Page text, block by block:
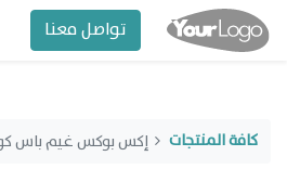
تواصل معنا
كافة المنتجات إكس بوكس غيم باس كور